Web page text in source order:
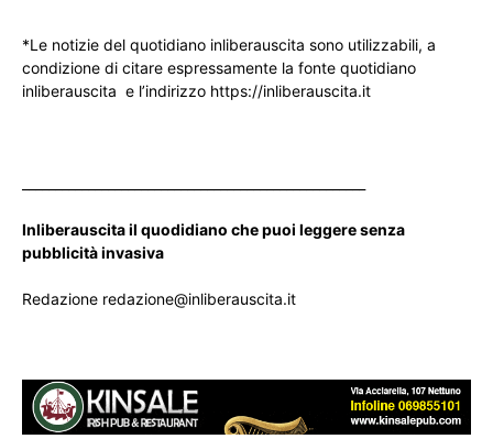
*Le notizie del quotidiano inliberauscita sono utilizzabili, a
condizione di citare espressamente la fonte quotidiano
inliberauscita e l’indirizzo https://inliberauscita.it
Inliberauscita il quodidiano che puoi leggere senza
pubblicità invasiva
Redazione redazione@inliberauscita.it